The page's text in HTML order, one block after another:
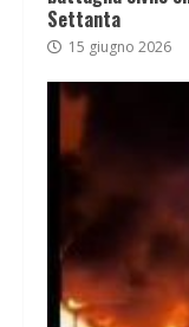
Settanta
15 giugno 2026